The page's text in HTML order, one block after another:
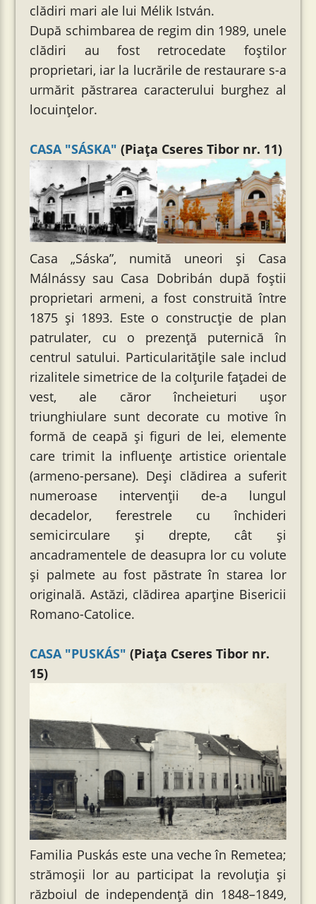
clădiri mari ale lui Mélik István.
După schimbarea de regim din 1989, unele
clădiri au fost retrocedate foștilor
proprietari, iar la lucrările de restaurare s-a
urmărit păstrarea caracterului burghez al
locuințelor.
CASA "SÁSKA" (Piața Cseres Tibor nr. 11)
Casa „Sáska”, numită uneori și Casa
Málnássy sau Casa Dobribán după foștii
proprietari armeni, a fost construită între
1875 și 1893. Este o construcție de plan
patrulater, cu o prezență puternică în
centrul satului. Particularitățile sale includ
rizalitele simetrice de la colțurile fațadei de
vest, ale căror încheieturi ușor
triunghiulare sunt decorate cu motive în
formă de ceapă și figuri de lei, elemente
care trimit la influențe artistice orientale
(armeno-persane). Deși clădirea a suferit
numeroase intervenții de-a lungul
decadelor, ferestrele cu închideri
semicirculare şi drepte, cât și
ancadramentele de deasupra lor cu volute
și palmete au fost păstrate în starea lor
originală. Astăzi, clădirea aparține Bisericii
Romano-Catolice.
CASA "PUSKÁS" (Piața Cseres Tibor nr.
15)
Familia Puskás este una veche în Remetea;
strămoșii lor au participat la revoluția și
războiul de independență din 1848–1849,